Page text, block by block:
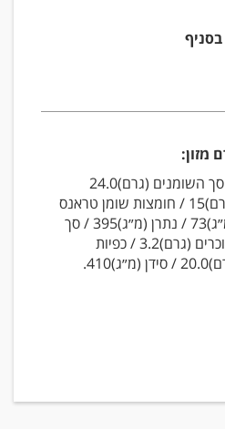
אנרגיה (קלוריות)311 / סך השומנים (גרם)24.0
/ חומצות שומן רוויות (גרם)15 / חומצות שומן טראנס
(רגם)0.9 / כולסטרול (מ״ג)73 / נתרן (מ״ג)395 / סך
הפחמימות (גרם3.7 / סוכרים (גרם)3.2 / כפיות